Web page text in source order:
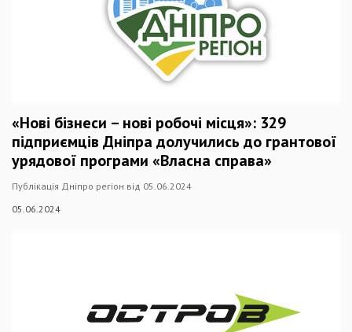
«Нові бізнеси – нові робочі місця»: 329
підприємців Дніпра долучились до грантової
урядової програми «Власна справа»
Публікація Дніпро регіон від 05.06.2024
05.06.2024